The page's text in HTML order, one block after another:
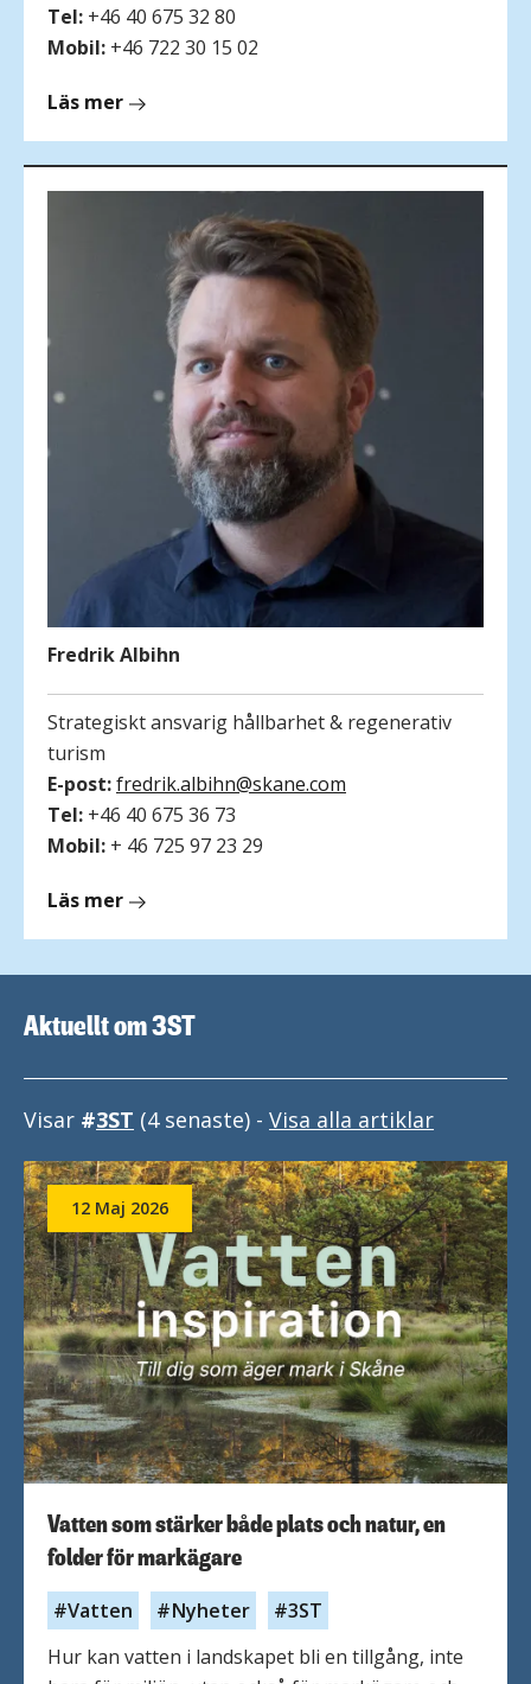
Tel: +46 40 675 32 80
Mobil: +46 722 30 15 02
Läs merom
Olsson
Fredrik Albihn
Strategiskt ansvarig hållbarhet & regenerativ
turism
E-post:fredrik.albihn@skane.com
Tel: +46 40 675 36 73
Mobil: + 46 725 97 23 29
Läs merom
Aktuellt om 3ST
Visar 3ST (4 senaste) - Visa alla artiklar
12 Maj 2026
Vatten som stärker både plats och natur, en
folder för markägare
Vatten Nyheter
3ST
Hur kan vatten i landskapet bli en tillgång, inte